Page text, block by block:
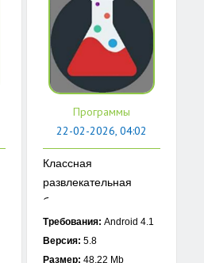
Программы
22-02-2026, 04:02
Классная
развлекательная
база, ...
Требования: Android 4.1
Версия: 5.8
Размер: 48.22 Mb